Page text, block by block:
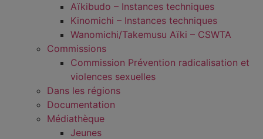
Aïkibudo – Instances techniques
Kinomichi – Instances techniques
Wanomichi/Takemusu Aïki – CSWTA
Commissions
Commission Prévention radicalisation et
violences sexuelles
Dans les régions
Documentation
Médiathèque
Jeunes